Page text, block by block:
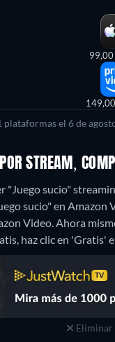
el 6 de
STREAM,
"Juego sucio"
sucio" en Amazon
Video.Ahora
haz clic en
Eliminar